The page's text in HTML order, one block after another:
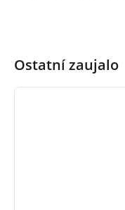
Ostatní zaujalo